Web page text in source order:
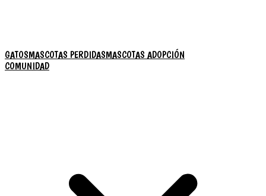
GATOSMASCOTAS PERDIDASMASCOTAS ADOPCIÓN
COMUNIDAD